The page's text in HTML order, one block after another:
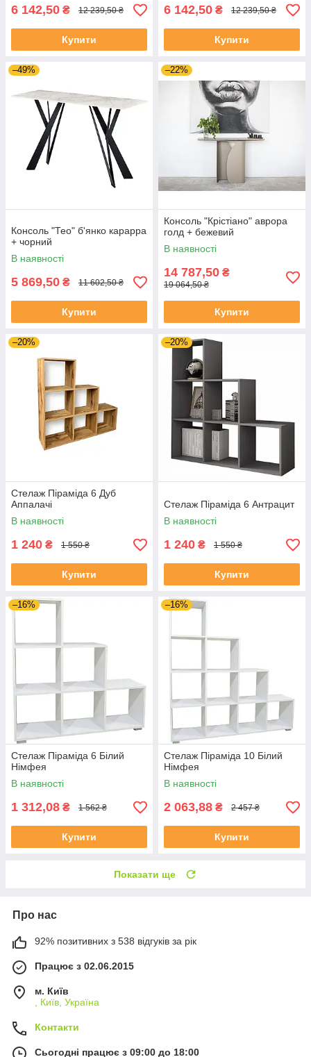
6 142,50 ₴ 12 239,50 ₴
Купити
6 142,50 ₴ 12 239,50 ₴
Купити
–49%
Консоль "Тео" б'янко карарра
+ чорний
В наявності
5 869,50 ₴ 11 602,50 ₴
Купити
–22%
Консоль "Крістіано" аврора
голд + бежевий
В наявності
14 787,50 ₴
19 064,50 ₴
Купити
–20%
Стелаж Піраміда 6 Дуб
Аппалачі
В наявності
1 240 ₴ 1 550 ₴
Купити
–20%
Стелаж Піраміда 6 Антрацит
В наявності
1 240 ₴ 1 550 ₴
Купити
–16%
Стелаж Піраміда 6 Білий
Німфея
В наявності
1 312,08 ₴ 1 562 ₴
Купити
–16%
Стелаж Піраміда 10 Білий
Німфея
В наявності
2 063,88 ₴ 2 457 ₴
Купити
Показати ще
Про нас
92% позитивних з 538 відгуків за рік
Працює з 02.06.2015
м. Київ
, Київ, Україна
Контакти
Сьогодні працює з 09:00 до 18:00